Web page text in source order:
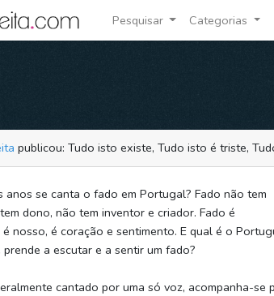
Pesquisar Categorias
publicou: Tudo isto existe, Tudo isto é triste,
anos se canta o fado em Portugal? Fado não tem
dono, não tem inventor e criador. Fado é
nosso, é coração e sentimento. E qual é o
a escutar e a sentir um fado?
cantado por uma só voz, acompanha-se